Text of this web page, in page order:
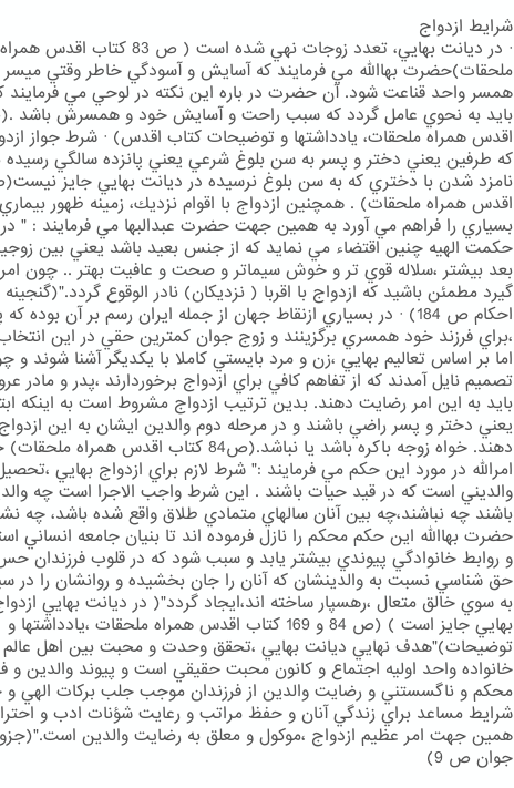
شرايط ازدواج
· در ديانت بهايي، تعدد زوجات نهي شده است ( ص 83 كتاب اقدس همراه
ملحقات)حضرت بهاالله مي فرمايند كه آسايش و آسودگي خاطر وقتي
همسر واحد قناعت شود. آن حضرت در باره اين نكته در لوحي مي فرمايند
اقدس همراه ملحقات، يادداشتها و توضيحات كتاب اقدس) · شرط جواز
كه طرفين يعني دختر و پسر به سن بلوغ شرعي يعني پانزده سالگي رسيده
اقدس همراه ملحقات) . همچنين ازدواج با اقوام نزديك، زمينه ظهور
بسياري را فراهم مي آورد به همين جهت حضرت عبدالبها مي فرمايند : " در
حكمت الهيه چنين اقتضاء مي نمايد كه از جنس بعيد باشد يعني بين
بعد بيشتر ،سلاله قوي تر و خوش سيماتر و صحت و عافيت بهتر .. چون
گيرد مطمئن باشيد كه ازدواج با اقربا ( نزديكان) نادر الوقوع
احكام ص 184) · در بسياري ازنقاط جهان از جمله ايران رسم بر آن بوده
،براي فرزند خود همسري برگزينند و زوج جوان كمترين حقي در اين
اما بر اساس تعاليم بهايي ،زن و مرد بايستي كاملا با يكديگر آشنا شوند و
تصميم نايل آمدند كه از تفاهم كافي براي ازدواج برخوردارند ،پدر و مادر
بايد به اين امر رضايت دهند. بدين ترتيب ازدواج مشروط است به اينكه
يعني دختر و پسر راضي باشند و در مرحله دوم والدين ايشان به اين
دهند. خواه زوجه باكره باشد يا نباشد.(ص84 كتاب اقدس
امرالله در مورد اين حكم مي فرمايند :" شرط لازم براي ازدواج بهايي
والديني است كه در قيد حيات باشند . اين شرط واجب الاجرا است چه
باشند چه نباشند،چه بين آنان سالهاي متمادي طلاق واقع شده باشد، چه
حضرت بهاالله اين حكم محكم را نازل فرموده اند تا بنيان جامعه انساني
و روابط خانوادگي پيوندي بيشتر يابد و سبب شود كه در قلوب فرزندان
حق شناسي نسبت به والدينشان كه آنان را جان بخشيده و روانشان را در
به سوي خالق متعال ،رهسپار ساخته اند،ايجاد گردد"( در ديانت بهايي
بهايي جايز است ) (ص 84 و 169 كتاب اقدس همراه ملحقات ،يادداشتها و
توضيحات)"هدف نهايي ديانت بهايي ،تحقق وحدت و محبت بين اهل
خانواده واحد اوليه اجتماع و كانون محبت حقيقي است و پيوند والدين و
محكم و ناگسستني و رضايت والدين از فرزندان موجب جلب بركات الهي
شرايط مساعد براي زندگي آنان و حفظ مراتب و رعايت شؤنات ادب و
همين جهت امر عظيم ازدواج ،موكول و معلق به رضايت والدين
جوان ص 9)